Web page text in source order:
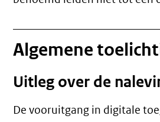
Algemene
Uitleg over de
De vooruitgang in digitale